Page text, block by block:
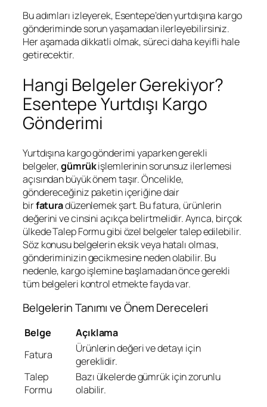
Bu adımları izleyerek, Esentepe’den yurtdışına kargo
gönderiminde sorun yaşamadan ilerleyebilirsiniz.
Her aşamada dikkatli olmak, süreci daha keyifli hale
getirecektir.
Hangi Belgeler Gerekiyor?
Esentepe Yurtdışı Kargo
Gönderimi
Yurtdışına kargo gönderimi yaparken gerekli
belgeler,gümrükişlemlerinin sorunsuz ilerlemesi
açısından büyük önem taşır. Öncelikle,
göndereceğiniz paketin içeriğine dair
birfaturadüzenlemek şart. Bu fatura, ürünlerin
değerini ve cinsini açıkça belirtmelidir. Ayrıca, birçok
ülkede Talep Formu gibi özel belgeler talep edilebilir.
Söz konusu belgelerin eksik veya hatalı olması,
gönderiminizin gecikmesine neden olabilir. Bu
nedenle, kargo işlemine başlamadan önce gerekli
tüm belgeleri kontrol etmekte fayda var.
Belgelerin Tanımı ve Önem Dereceleri
Belge
Açıklama
Fatura
Ürünlerin değeri ve detayı için
gereklidir.
Talep
Formu
Bazı ülkelerde gümrük için zorunlu
olabilir.